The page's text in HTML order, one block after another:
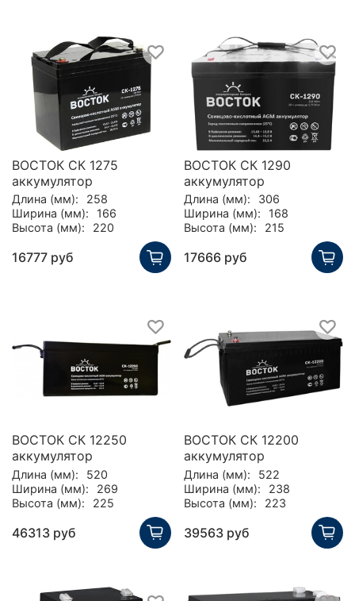
ВОСТОК СК 1275
аккумулятор
Длина (мм):
258
Ширина (мм):
166
Высота (мм):
220
16777 руб
ВОСТОК СК 1290
аккумулятор
Длина (мм):
306
Ширина (мм):
168
Высота (мм):
215
17666 руб
ВОСТОК СК 12250
аккумулятор
Длина (мм):
520
Ширина (мм):
269
Высота (мм):
225
46313 руб
ВОСТОК СК 12200
аккумулятор
Длина (мм):
522
Ширина (мм):
238
Высота (мм):
223
39563 руб